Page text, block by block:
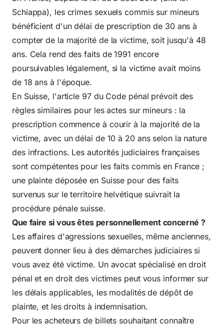
Schiappa), les crimes sexuels commis sur mineurs
bénéficient d'un délai de prescription de 30 ans à
compter de la majorité de la victime, soit jusqu'à 48
ans. Cela rend des faits de 1991 encore
poursuivables légalement, si la victime avait moins
de 18 ans à l'époque.
En Suisse, l'article 97 du Code pénal prévoit des
règles similaires pour les actes sur mineurs : la
prescription commence à courir à la majorité de la
victime, avec un délai de 10 à 20 ans selon la nature
des infractions. Les autorités judiciaires françaises
sont compétentes pour les faits commis en France ;
une plainte déposée en Suisse pour des faits
survenus sur le territoire helvétique suivrait la
procédure pénale suisse.
Que faire si vous êtes personnellement concerné ?
Les affaires d'agressions sexuelles, même anciennes,
peuvent donner lieu à des démarches judiciaires si
vous avez été victime. Un avocat spécialisé en droit
pénal et en droit des victimes peut vous informer sur
les délais applicables, les modalités de dépôt de
plainte, et les droits à indemnisation.
Pour les acheteurs de billets souhaitant connaître